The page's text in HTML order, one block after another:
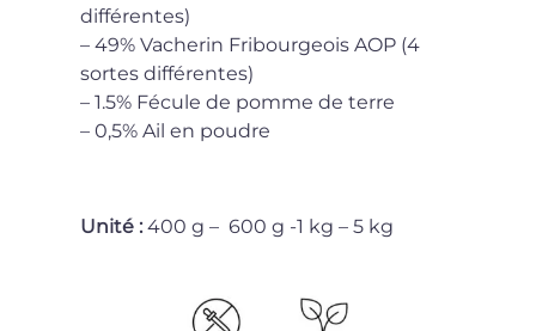
différentes)
– 49% Vacherin Fribourgeois AOP (4
sortes différentes)
– 1.5% Fécule de pomme de terre
– 0,5% Ail en poudre
Unité :400 g – 600 g -1 kg – 5 kg